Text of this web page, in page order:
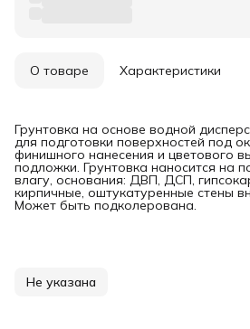
О товаре Характеристики
Грунтовка на основе водной
для подготовки поверхностей под
финишного нанесения и цветового
подложки. Грунтовка наносится на
влагу, основания: ДВП, ДСП,
кирпичные, оштукатуренные стены
Может быть подколерована.
Не указана